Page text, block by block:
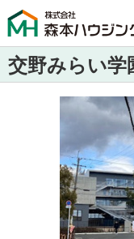
交野みらい学